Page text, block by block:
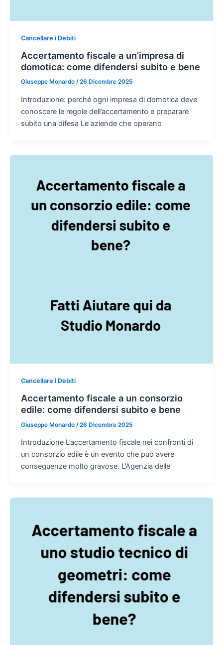
Cancellare i Debiti
Accertamento fiscale a un’impresa di
domotica: come difendersi subito e bene
Giuseppe Monardo /26 Dicembre 2025
Introduzione: perché ogni impresa di domotica deve
conoscere le regole dell’accertamento e preparare
subito una difesa Le aziende che operano
Cancellare i Debiti
Accertamento fiscale a un consorzio
edile: come difendersi subito e bene
Giuseppe Monardo /26 Dicembre 2025
Introduzione L’accertamento fiscale nei confronti di
un consorzio edile è un evento che può avere
conseguenze molto gravose. L’Agenzia delle